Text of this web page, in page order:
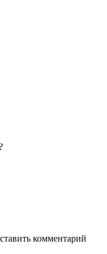
комментарий